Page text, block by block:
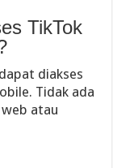
TikTok
diakses
Tidak ada
atau